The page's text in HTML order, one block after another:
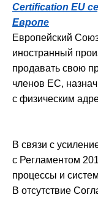
Certification EU
Европе
Европейский
иностранный
продавать свою
членов ЕС,
с физическим
В связи с
с Регламентом
процессы и
В отсутствие